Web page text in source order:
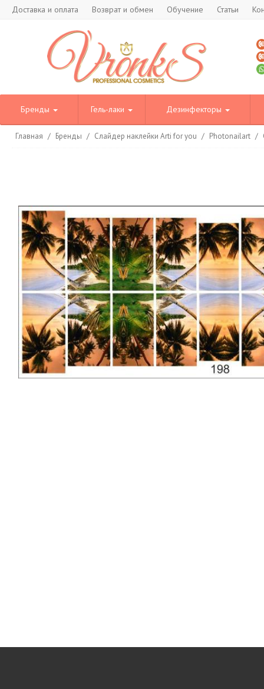
Доставка и оплата Возврат и обмен Обучение Статьи
Бренды Гель-лаки Дезинфекторы
Главная / Бренды / Слайдер наклейки Arti for you / Photonailart /